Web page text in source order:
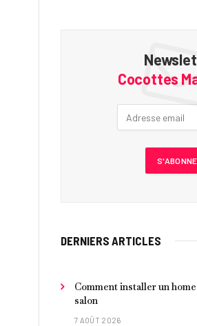
Cocottes
DERNIERS ARTICLES
Comment installer un
salon
7 AOÛT 2026